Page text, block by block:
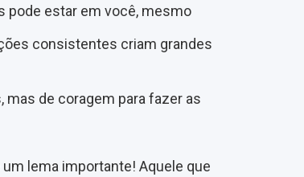
pode estar em você, mesmo
consistentes criam grandes
de coragem para fazer as
lema importante! Aquele que